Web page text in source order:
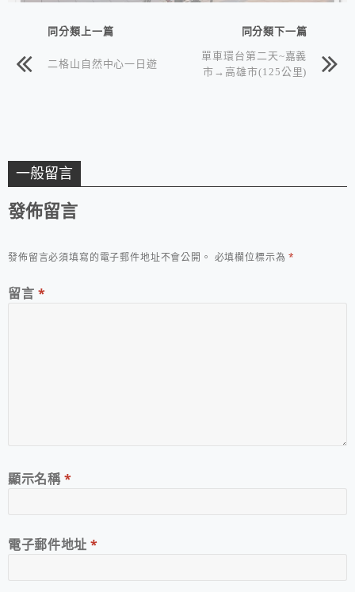
同分類上一篇
二格山自然中心一日遊
同分類下一篇
單車環台第二天~嘉義
市→高雄市(125公里)
一般留言
發佈留言
發佈留言必須填寫的電子郵件地址不會公開。 必填欄位標示為*
留言 *
顯示名稱*
電子郵件地址*